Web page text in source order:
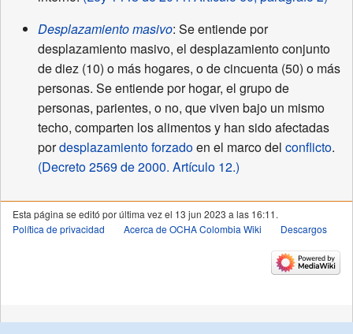
Desplazamiento masivo: Se entiende por
desplazamiento masivo, el desplazamiento conjunto
de diez (10) o más hogares, o de cincuenta (50) o más
personas. Se entiende por hogar, el grupo de
personas, parientes, o no, que viven bajo un mismo
techo, comparten los alimentos y han sido afectadas
pordesplazamiento forzadoen el marco del conflicto.
(Decreto 2569 de 2000. Artículo 12.)
Esta página se editó por última vez el 13 jun 2023 a las 16:11.
Política de privacidad
Acerca de OCHA Colombia Wiki Descargos